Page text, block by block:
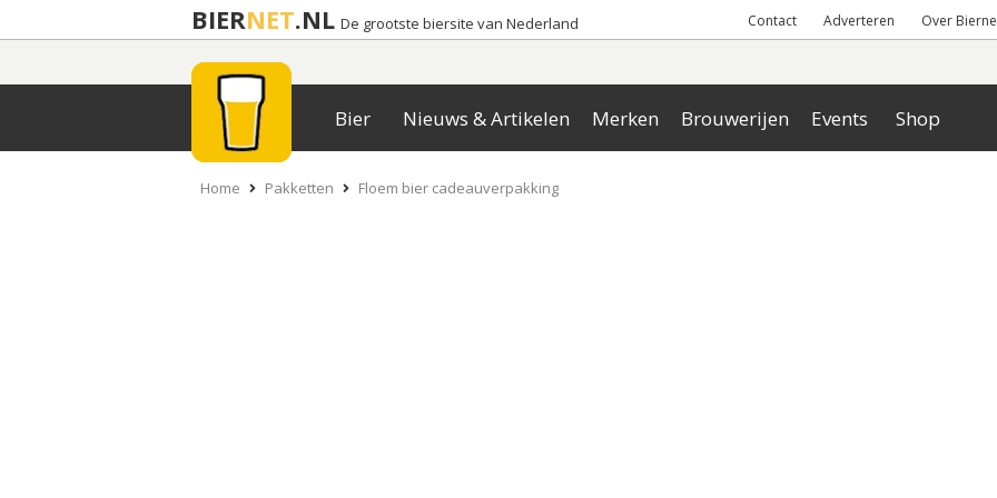
BIERNET.NL De grootste biersite van Nederland Contact Adverteren Over
Bier Nieuws & Artikelen Merken Brouwerijen Events Shop
Home Pakketten Floem bier cadeauverpakking